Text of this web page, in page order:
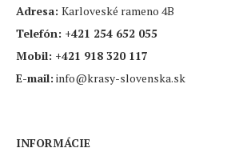
Adresa: Karloveské rameno 4B
Telefón: +421 254 652 055
Mobil: +421 918 320 117
E-mail: info@krasy-slovenska.sk
INFORMÁCIE